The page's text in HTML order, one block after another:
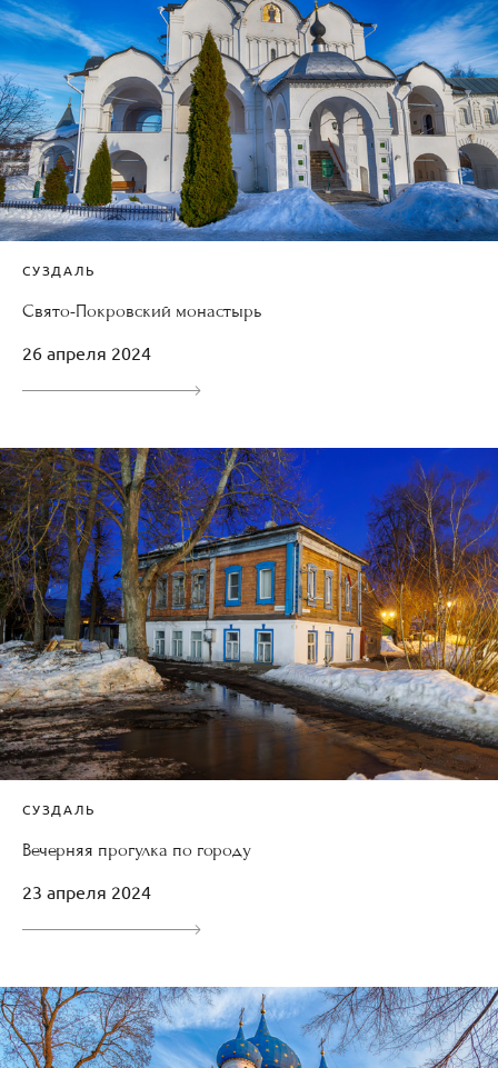
СУЗДАЛЬ
Свято-Покровский монастырь
26 апреля 2024
СУЗДАЛЬ
Вечерняя прогулка по городу
23 апреля 2024